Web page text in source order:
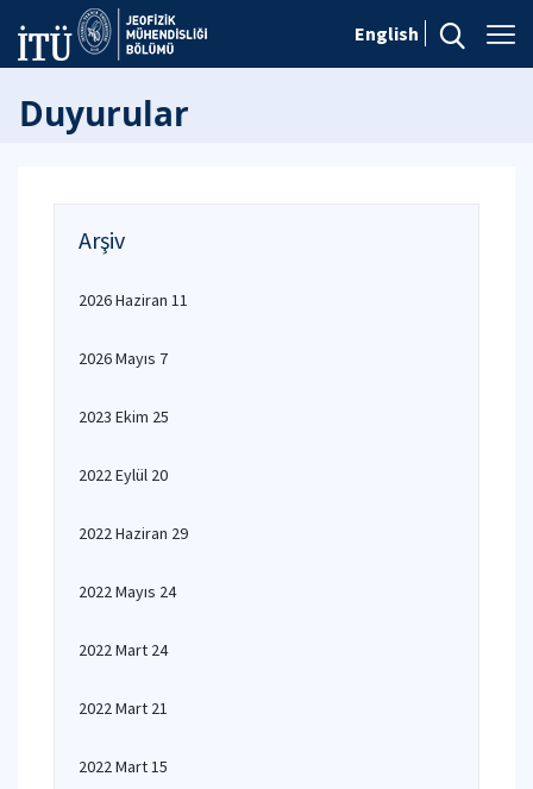
English
Duyurular
Arşiv
2026 Haziran 11
2026 Mayıs 7
2023 Ekim 25
2022 Eylül 20
2022 Haziran 29
2022 Mayıs 24
2022 Mart 24
2022 Mart 21
2022 Mart 15